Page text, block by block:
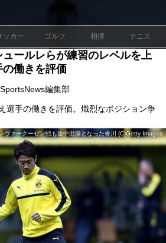
ッカー ゴルフ 相撲 テニス
ュールレらが練習のレベルを上
働きを評価
編集部
選手の働きを評価。熾烈なポジション争
レヴァークーゼン戦も途中出場となった香川 (C)Getty Images